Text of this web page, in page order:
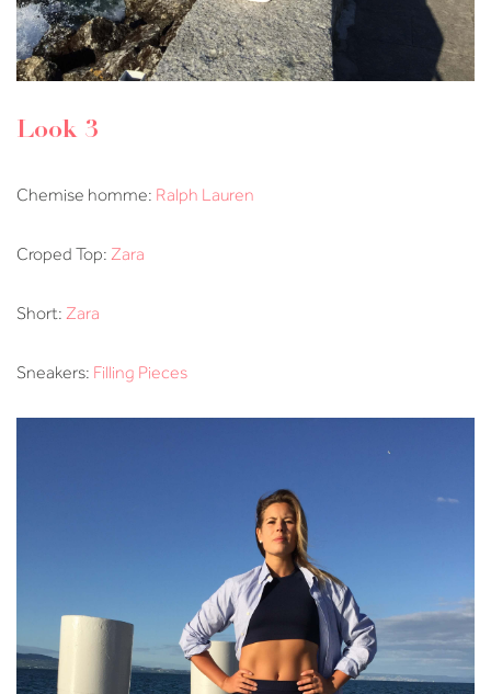
Look 3
Chemise homme: Ralph Lauren
Croped Top: Zara
Short: Zara
Sneakers: Filling Pieces